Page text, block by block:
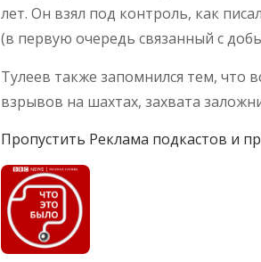
лет. Он взял под контроль, как
(в первую очередь связанный с
Тулеев также запомнился тем, что
взрывов на шахтах, захвата
Пропустить Реклама подкастов и